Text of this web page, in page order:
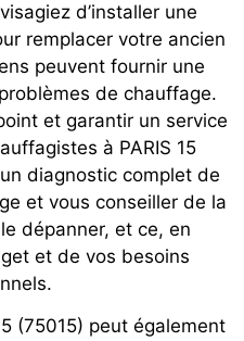
d’installer une
remplacer votre ancien
peuvent fournir une
de chauffage.
et garantir un service
à PARIS 15
diagnostic complet de
et vous conseiller de la
dépanner, et ce, en
et de vos besoins
(75015) peut également